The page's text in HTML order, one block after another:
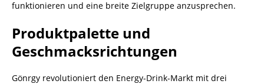
funktionieren und eine breite Zielgruppe anzusprechen.
Produktpalette und
Geschmacksrichtungen
Gönrgy revolutioniert den Energy-Drink-Markt mit drei